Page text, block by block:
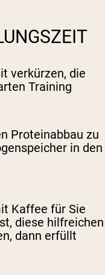
verkürzen, die
Training
Proteinabbau zu
in den
Kaffee für Sie
diese hilfreichen
dann erfüllt